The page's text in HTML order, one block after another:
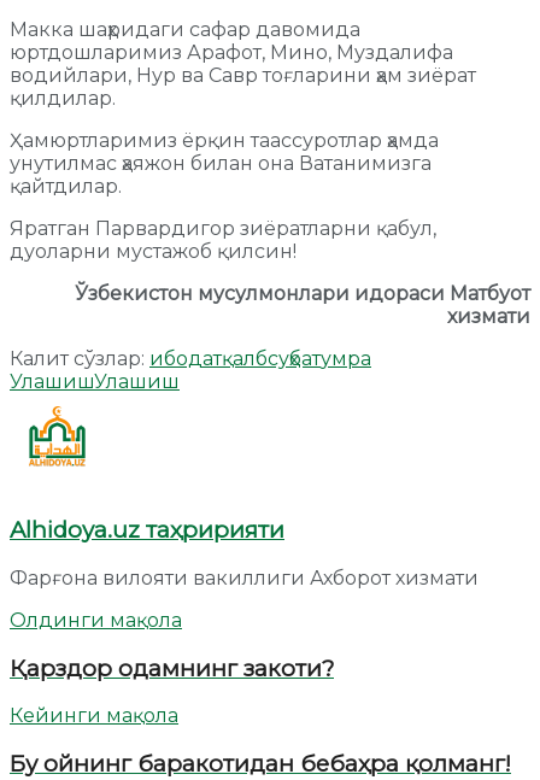
Макка шаҳридаги сафар давомида
юртдошларимиз Арафот, Мино, Муздалифа
водийлари, Нур ва Савр тоғларини ҳам зиёрат
қилдилар.
Ҳамюртларимиз ёрқин таассуротлар ҳамда
унутилмас ҳаяжон билан она Ватанимизга
қайтдилар.
Яратган Парвардигор зиёратларни қабул,
дуоларни мустажоб қилсин!
Ўзбекистон мусулмонлари идораси Матбуот
хизмати
Калит сўзлар: ибодатқалбсуҳбатумра
УлашишУлашиш
Alhidoya.uz таҳририяти
Фарғона вилояти вакиллиги Ахборот хизмати
Олдинги мақола
Қарздор одамнинг закоти?
Кейинги мақола
Бу ойнинг баракотидан бебаҳра қолманг!